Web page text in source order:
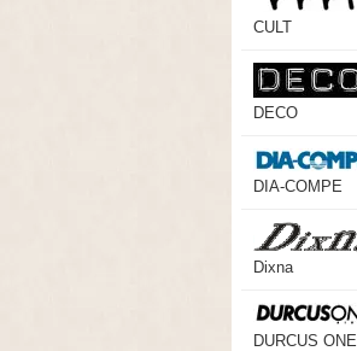
CULT
DECO
DIA-COMPE
Dixna
DURCUS ONE